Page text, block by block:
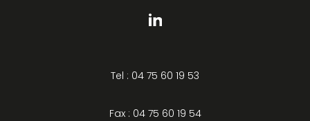
Tel : 04 75 60 19 53
Fax : 04 75 60 19 54